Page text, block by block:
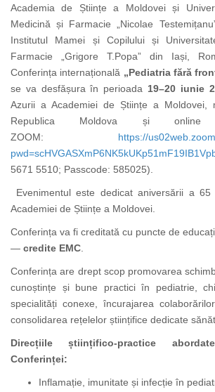
Academia de Științe a Moldovei și
Medicină și Farmacie „Nicolae
Institutul Mamei și Copilului și
Farmacie „Grigore T.Popa” din Iași,
Conferința internațională „Pediatria fără
se va desfășura în perioada 19–20 iunie
Azurii a Academiei de Științe a Moldovei,
Republica Moldova și online
ZOOM:
https://
5671 5510; Passcode: 585025)
Evenimentul este dedicat aniversării a
Academiei de Științe a Moldovei.
Conferința va fi creditată cu puncte de
— credite EMC
Conferința are drept scop promovarea
cunoștințe și bune practici în pediatrie,
specialități conexe, încurajarea
consolidarea rețelelor științifice dedicate
Direcțiile științifico-practice
Conferinței:
Inflamație, imunitate și infecție în